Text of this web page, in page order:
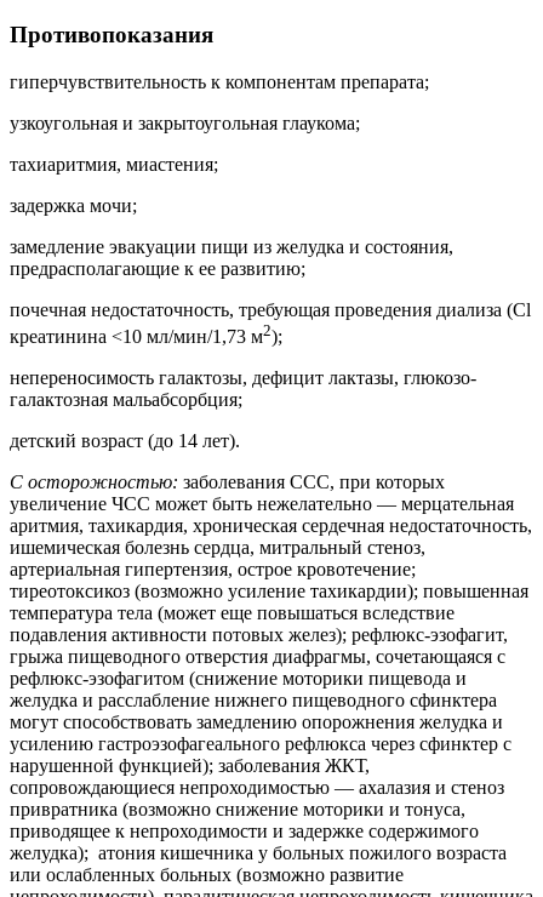
Противопоказания
гиперчувствительность к компонентам препарата;
узкоугольная и закрытоугольная глаукома;
тахиаритмия, миастения;
задержка мочи;
замедление эвакуации пищи из желудка и состояния,
предрасполагающие к ее развитию;
почечная недостаточность, требующая проведения диализа (Cl
креатинина <10 мл/мин/1,73 м2);
непереносимость галактозы, дефицит лактазы, глюкозо-
галактозная мальабсорбция;
детский возраст (до 14 лет).
С осторожностью: заболевания ССС, при которых
увеличение ЧСС может быть нежелательно — мерцательная
аритмия, тахикардия, хроническая сердечная недостаточность,
ишемическая болезнь сердца, митральный стеноз,
артериальная гипертензия, острое кровотечение;
тиреотоксикоз (возможно усиление тахикардии); повышенная
температура тела (может еще повышаться вследствие
подавления активности потовых желез); рефлюкс-эзофагит,
грыжа пищеводного отверстия диафрагмы, сочетающаяся с
рефлюкс-эзофагитом (снижение моторики пищевода и
желудка и расслабление нижнего пищеводного сфинктера
могут способствовать замедлению опорожнения желудка и
усилению гастроэзофагеального рефлюкса через сфинктер с
нарушенной функцией); заболевания ЖКТ,
сопровождающиеся непроходимостью — ахалазия и стеноз
привратника (возможно снижение моторики и тонуса,
приводящее к непроходимости и задержке содержимого
желудка); атония кишечника у больных пожилого возраста
или ослабленных больных (возможно развитие